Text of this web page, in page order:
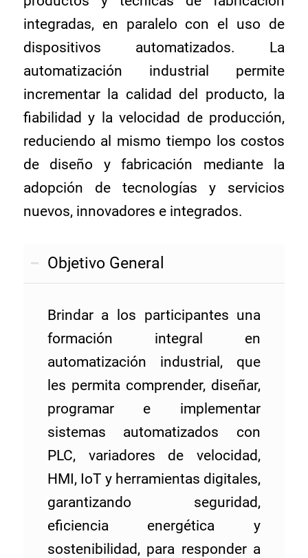
integradas, en paralelo con el uso de
dispositivos automatizados. La
automatización industrial permite
incrementar la calidad del producto, la
fiabilidad y la velocidad de producción,
reduciendo al mismo tiempo los costos
de diseño y fabricación mediante la
adopción de tecnologías y servicios
nuevos, innovadores e integrados.
Objetivo General
Brindar a los participantes una
formación integral en
automatización industrial, que
les permita comprender, diseñar,
programar e implementar
sistemas automatizados con
PLC, variadores de velocidad,
HMI, IoT y herramientas digitales,
garantizando seguridad,
eficiencia energética y
sostenibilidad, para responder a